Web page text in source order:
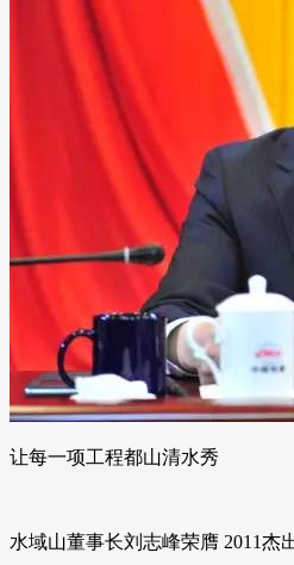
让每一项工程都山清水秀
水域山董事长刘志峰荣膺 2011杰